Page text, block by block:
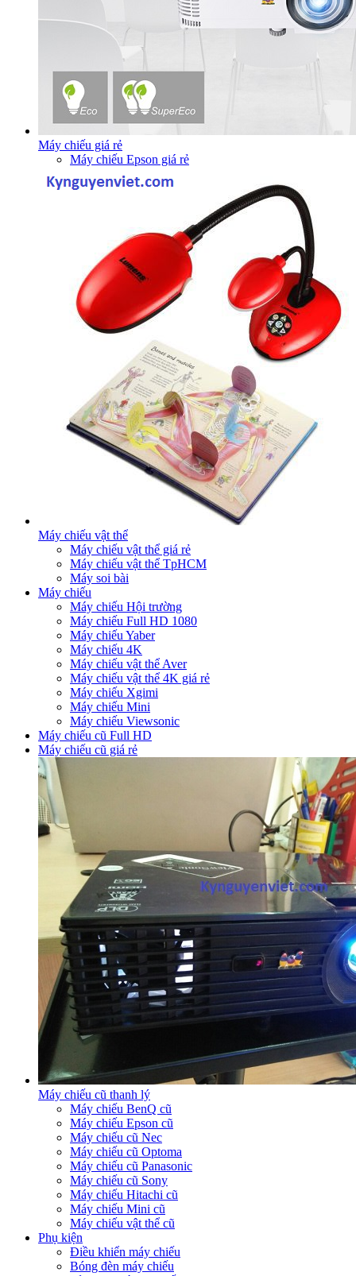
Máy chiếu giá rẻ
Máy chiếu Epson giá rẻ
Máy chiếu vật thể
Máy chiếu vật thể giá rẻ
Máy chiếu vật thể TpHCM
Máy soi bài
Máy chiếu
Máy chiếu Hội trường
Máy chiếu Full HD 1080
Máy chiếu Yaber
Máy chiếu 4K
Máy chiếu vật thể Aver
Máy chiếu vật thể 4K giá rẻ
Máy chiếu Xgimi
Máy chiếu Mini
Máy chiếu Viewsonic
Máy chiếu cũ Full HD
Máy chiếu cũ giá rẻ
Máy chiếu cũ thanh lý
Máy chiếu BenQ cũ
Máy chiếu Epson cũ
Máy chiếu cũ Nec
Máy chiếu cũ Optoma
Máy chiếu cũ Panasonic
Máy chiếu cũ Sony
Máy chiếu Hitachi cũ
Máy chiếu Mini cũ
Máy chiếu vật thể cũ
Phụ kiện
Điều khiển máy chiếu
Bóng đèn máy chiếu